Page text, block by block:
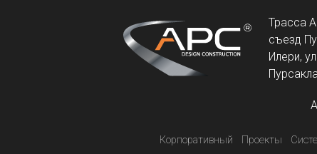
Трасса
съезд
Илери,
Корпоративный
Проекты